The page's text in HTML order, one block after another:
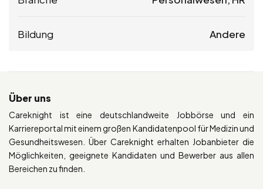
Bildung Andere
Über uns
Careknight ist eine deutschlandweite Jobbörse und ein
Karriereportal mit einem großen Kandidatenpool für Medizin und
Gesundheitswesen. Über Careknight erhalten Jobanbieter die
Möglichkeiten, geeignete Kandidaten und Bewerber aus allen
Bereichen zu finden.